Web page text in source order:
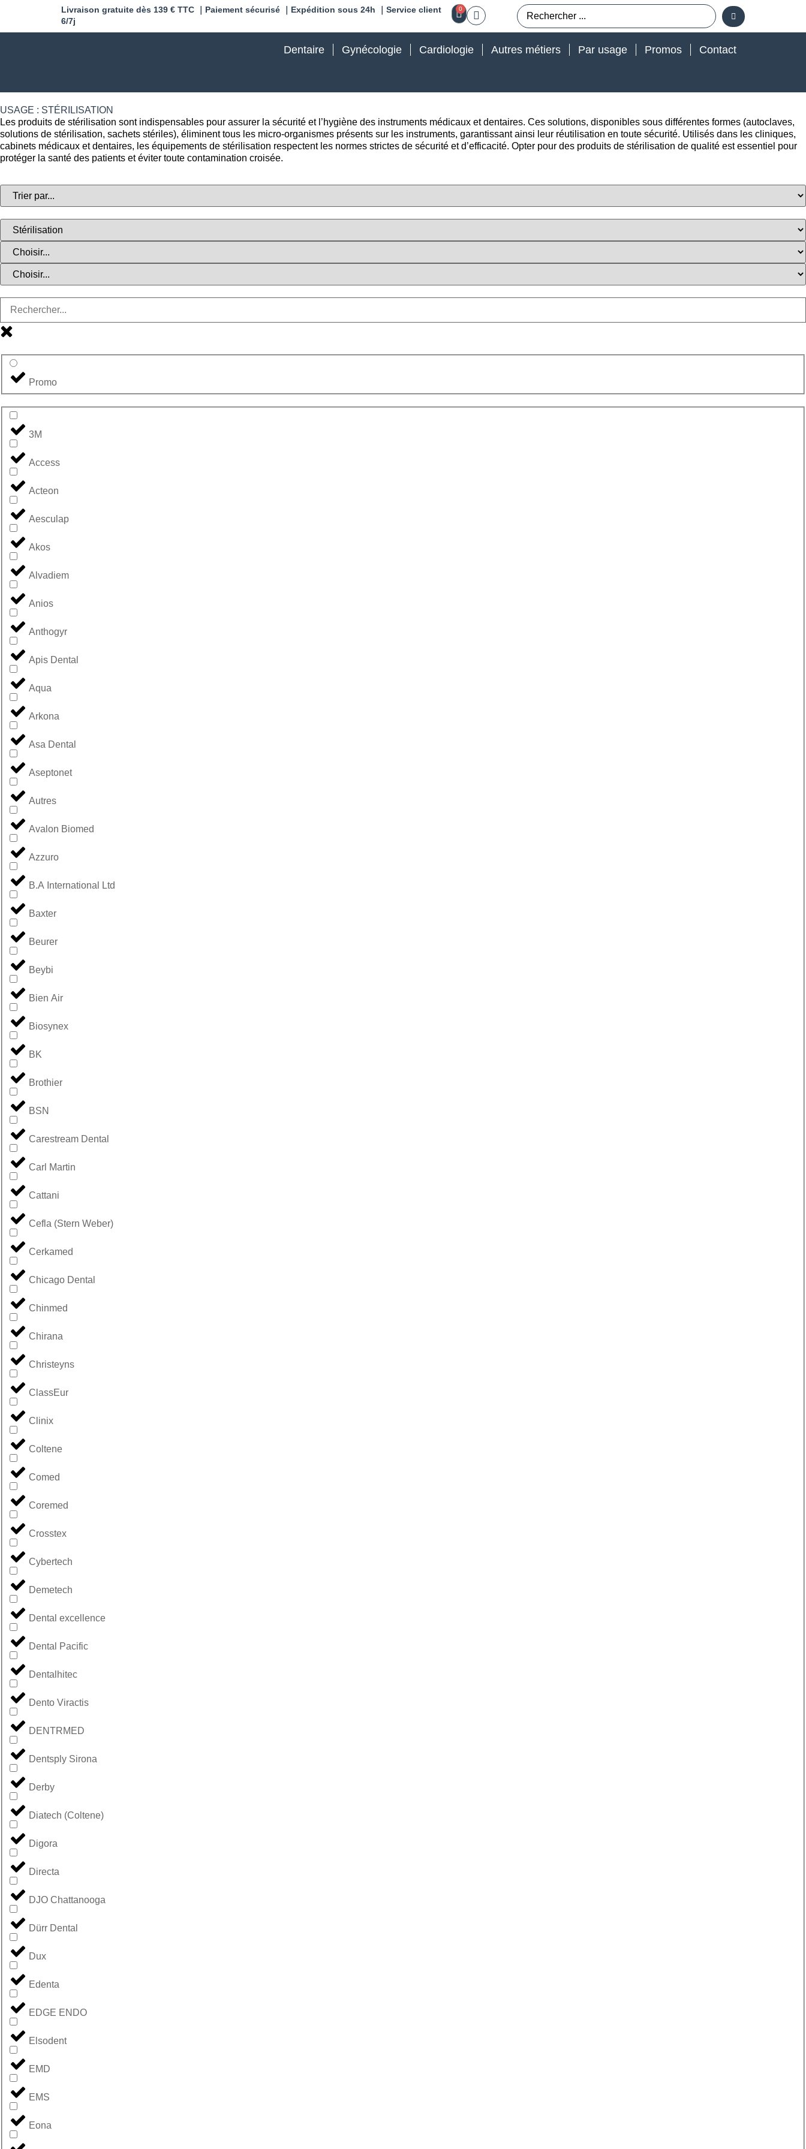
Livraison gratuite dès 139 € TTC ｜Paiement sécurisé ｜Expédition sous 24h ｜Service client
6/7j
0
Dentaire Gynécologie Cardiologie Autres métiers Par usage Promos Contact
USAGE : STÉRILISATION
Les produits de stérilisation sont indispensables pour assurer la sécurité et l’hygiène des instruments médicaux et dentaires. Ces solutions, disponibles sous différentes formes (autoclaves,
solutions de stérilisation, sachets stériles), éliminent tous les micro-organismes présents sur les instruments, garantissant ainsi leur réutilisation en toute sécurité. Utilisés dans les cliniques,
cabinets médicaux et dentaires, les équipements de stérilisation respectent les normes strictes de sécurité et d’efficacité. Opter pour des produits de stérilisation de qualité est essentiel pour
protéger la santé des patients et éviter toute contamination croisée.
Promo
3M
Access
Acteon
Aesculap
Akos
Alvadiem
Anios
Anthogyr
Apis Dental
Aqua
Arkona
Asa Dental
Aseptonet
Autres
Avalon Biomed
Azzuro
B.A International Ltd
Baxter
Beurer
Beybi
Bien Air
Biosynex
BK
Brothier
BSN
Carestream Dental
Carl Martin
Cattani
Cefla (Stern Weber)
Cerkamed
Chicago Dental
Chinmed
Chirana
Christeyns
ClassEur
Clinix
Coltene
Comed
Coremed
Crosstex
Cybertech
Demetech
Dental excellence
Dental Pacific
Dentalhitec
Dento Viractis
DENTRMED
Dentsply Sirona
Derby
Diatech (Coltene)
Digora
Directa
DJO Chattanooga
Dürr Dental
Dux
Edenta
EDGE ENDO
Elsodent
EMD
EMS
Eona